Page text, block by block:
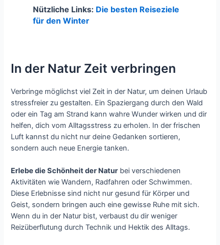
Nützliche Links: Die besten Reiseziele
für den Winter
In der Natur Zeit verbringen
Verbringe möglichst viel Zeit in der Natur, um deinen Urlaub
stressfreier zu gestalten. Ein Spaziergang durch den Wald
oder ein Tag am Strand kann wahre Wunder wirken und dir
helfen, dich vom Alltagsstress zu erholen. In der frischen
Luft kannst du nicht nur deine Gedanken sortieren,
sondern auch neue Energie tanken.
Erlebe die Schönheit der Natur bei verschiedenen
Aktivitäten wie Wandern, Radfahren oder Schwimmen.
Diese Erlebnisse sind nicht nur gesund für Körper und
Geist, sondern bringen auch eine gewisse Ruhe mit sich.
Wenn du in der Natur bist, verbaust du dir weniger
Reizüberflutung durch Technik und Hektik des Alltags.